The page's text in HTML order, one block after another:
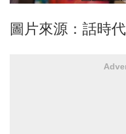
圖片來源：話時